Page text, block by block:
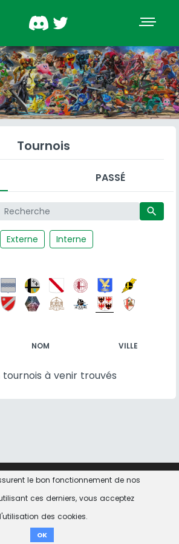
Tournois
PASSÉ
search
Externe
Interne
NOM VILLE
tournois à venir trouvés
le bon fonctionnement de nos
ces derniers, vous acceptez
l'utilisation des cookies.
OK